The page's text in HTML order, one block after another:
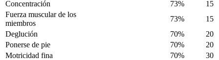
Concentración
73%
15
Fuerza muscular de los
miembros
73%
15
Deglución
70%
20
Ponerse de pie
70%
20
Motricidad fina
70%
30